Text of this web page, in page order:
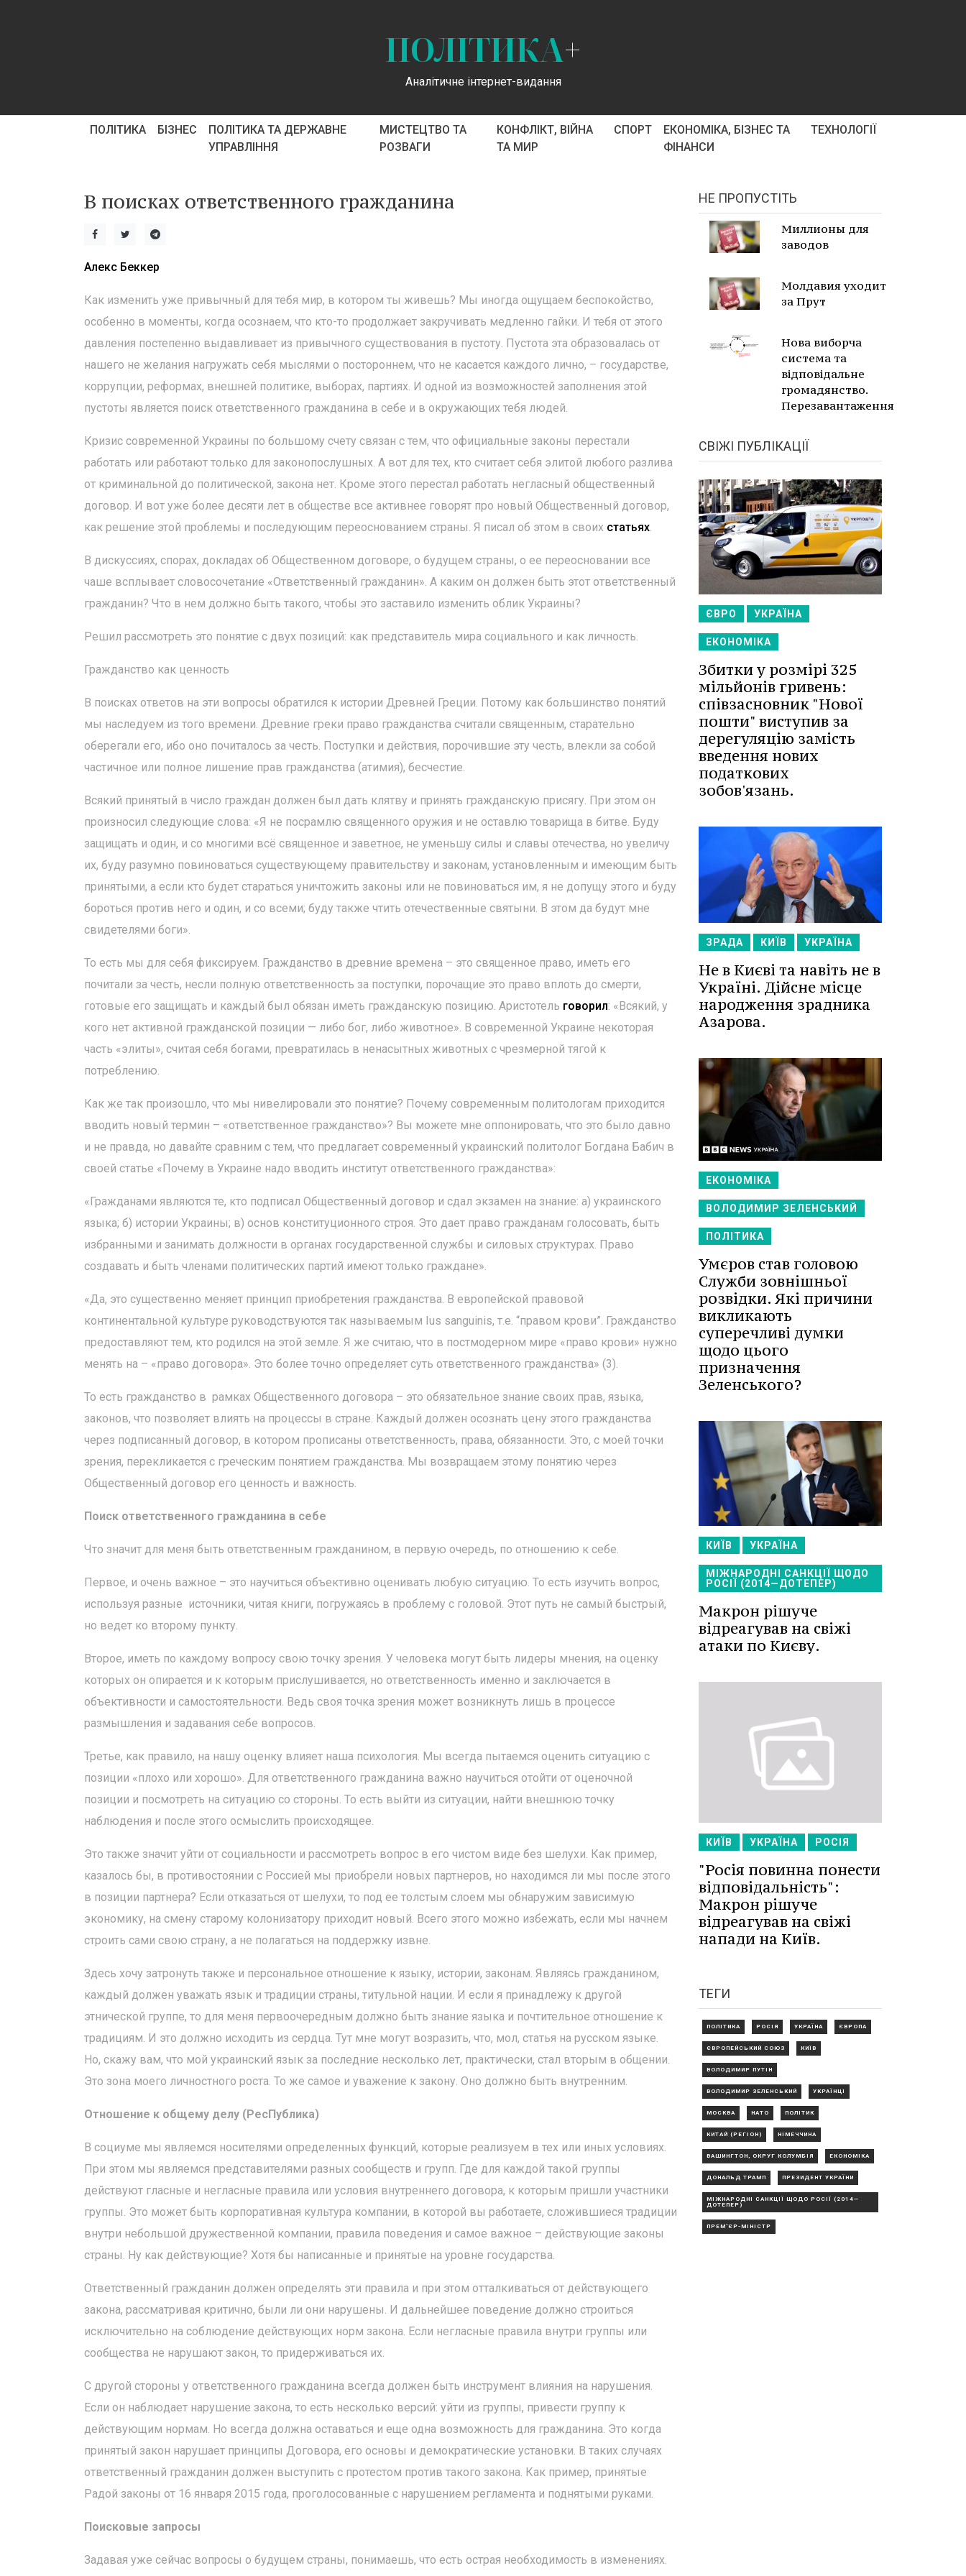
ПОЛІТИКА+
Аналітичне інтернет-видання
ПОЛІТИКА БІЗНЕС
ПОЛІТИКА ТА ДЕРЖАВНЕ
УПРАВЛІННЯ
МИСТЕЦТВО ТА
РОЗВАГИ
КОНФЛІКТ, ВІЙНА
ТА МИР
СПОРТ
ЕКОНОМІКА, БІЗНЕС ТА
ФІНАНСИ
ТЕХНОЛОГІЇ
В поисках ответственного гражданина
Алекс Беккер
Как изменить уже привычный для тебя мир, в котором ты живешь? Мы иногда ощущаем беспокойство,
особенно в моменты, когда осознаем, что кто-то продолжает закручивать медленно гайки. И тебя от этого
давления постепенно выдавливает из привычного существования в пустоту. Пустота эта образовалась от
нашего не желания нагружать себя мыслями о постороннем, что не касается каждого лично, – государстве,
коррупции, реформах, внешней политике, выборах, партиях. И одной из возможностей заполнения этой
пустоты является поиск ответственного гражданина в себе и в окружающих тебя людей.
Кризис современной Украины по большому счету связан с тем, что официальные законы перестали
работать или работают только для законопослушных. А вот для тех, кто считает себя элитой любого разлива
от криминальной до политической, закона нет. Кроме этого перестал работать негласный общественный
договор. И вот уже более десяти лет в обществе все активнее говорят про новый Общественный договор,
как решение этой проблемы и последующим переоснованием страны. Я писал об этом в своих статьях.
В дискуссиях, спорах, докладах об Общественном договоре, о будущем страны, о ее переосновании все
чаше всплывает словосочетание «Ответственный гражданин». А каким он должен быть этот ответственный
гражданин? Что в нем должно быть такого, чтобы это заставило изменить облик Украины?
Решил рассмотреть это понятие с двух позиций: как представитель мира социального и как личность.
Гражданство как ценность
В поисках ответов на эти вопросы обратился к истории Древней Греции. Потому как большинство понятий
мы наследуем из того времени. Древние греки право гражданства считали священным, старательно
оберегали его, ибо оно почиталось за честь. Поступки и действия, порочившие эту честь, влекли за собой
частичное или полное лишение прав гражданства (атимия), бесчестие.
Всякий принятый в число граждан должен был дать клятву и принять гражданскую присягу. При этом он
произносил следующие слова: «Я не посрамлю священного оружия и не оставлю товарища в битве. Буду
защищать и один, и со многими всё священное и заветное, не уменьшу силы и славы отечества, но увеличу
их, буду разумно повиноваться существующему правительству и законам, установленным и имеющим быть
принятыми, а если кто будет стараться уничтожить законы или не повиноваться им, я не допущу этого и буду
бороться против него и один, и со всеми; буду также чтить отечественные святыни. В этом да будут мне
свидетелями боги».
То есть мы для себя фиксируем. Гражданство в древние времена – это священное право, иметь его
почитали за честь, несли полную ответственность за поступки, порочащие это право вплоть до смерти,
готовые его защищать и каждый был обязан иметь гражданскую позицию. Аристотель говорил: «Всякий, у
кого нет активной гражданской позиции — либо бог, либо животное». В современной Украине некоторая
часть «элиты», считая себя богами, превратилась в ненасытных животных с чрезмерной тягой к
потреблению.
Как же так произошло, что мы нивелировали это понятие? Почему современным политологам приходится
вводить новый термин – «ответственное гражданство»? Вы можете мне оппонировать, что это было давно
и не правда, но давайте сравним с тем, что предлагает современный украинский политолог Богдана Бабич в
своей статье «Почему в Украине надо вводить институт ответственного гражданства»:
«Гражданами являются те, кто подписал Общественный договор и сдал экзамен на знание: а) украинского
языка; б) истории Украины; в) основ конституционного строя. Это дает право гражданам голосовать, быть
избранными и занимать должности в органах государственной службы и силовых структурах. Право
создавать и быть членами политических партий имеют только граждане».
«Да, это существенно меняет принцип приобретения гражданства. В европейской правовой
континентальной культуре руководствуются так называемым Ius sanguinis, т.е. “правом крови”. Гражданство
предоставляют тем, кто родился на этой земле. Я же считаю, что в постмодерном мире «право крови» нужно
менять на – «право договора». Это более точно определяет суть ответственного гражданства» (3).
То есть гражданство в рамках Общественного договора – это обязательное знание своих прав, языка,
законов, что позволяет влиять на процессы в стране. Каждый должен осознать цену этого гражданства
через подписанный договор, в котором прописаны ответственность, права, обязанности. Это, с моей точки
зрения, перекликается с греческим понятием гражданства. Мы возвращаем этому понятию через
Общественный договор его ценность и важность.
Поиск ответственного гражданина в себе
Что значит для меня быть ответственным гражданином, в первую очередь, по отношению к себе.
Первое, и очень важное – это научиться объективно оценивать любую ситуацию. То есть изучить вопрос,
используя разные источники, читая книги, погружаясь в проблему с головой. Этот путь не самый быстрый,
но ведет ко второму пункту.
Второе, иметь по каждому вопросу свою точку зрения. У человека могут быть лидеры мнения, на оценку
которых он опирается и к которым прислушивается, но ответственность именно и заключается в
объективности и самостоятельности. Ведь своя точка зрения может возникнуть лишь в процессе
размышления и задавания себе вопросов.
Третье, как правило, на нашу оценку влияет наша психология. Мы всегда пытаемся оценить ситуацию с
позиции «плохо или хорошо». Для ответственного гражданина важно научиться отойти от оценочной
позиции и посмотреть на ситуацию со стороны. То есть выйти из ситуации, найти внешнюю точку
наблюдения и после этого осмыслить происходящее.
Это также значит уйти от социальности и рассмотреть вопрос в его чистом виде без шелухи. Как пример,
казалось бы, в противостоянии с Россией мы приобрели новых партнеров, но находимся ли мы после этого
в позиции партнера? Если отказаться от шелухи, то под ее толстым слоем мы обнаружим зависимую
экономику, на смену старому колонизатору приходит новый. Всего этого можно избежать, если мы начнем
строить сами свою страну, а не полагаться на поддержку извне.
Здесь хочу затронуть также и персональное отношение к языку, истории, законам. Являясь гражданином,
каждый должен уважать язык и традиции страны, титульной нации. И если я принадлежу к другой
этнической группе, то для меня первоочередным должно быть знание языка и почтительное отношение к
традициям. И это должно исходить из сердца. Тут мне могут возразить, что, мол, статья на русском языке.
Но, скажу вам, что мой украинский язык за последние несколько лет, практически, стал вторым в общении.
Это зона моего личностного роста. То же самое и уважение к закону. Оно должно быть внутренним.
Отношение к общему делу (РесПублика)
В социуме мы являемся носителями определенных функций, которые реализуем в тех или иных условиях.
При этом мы являемся представителями разных сообществ и групп. Где для каждой такой группы
действуют гласные и негласные правила или условия внутреннего договора, к которым пришли участники
группы. Это может быть корпоративная культура компании, в которой вы работаете, сложившиеся традиции
внутри небольшой дружественной компании, правила поведения и самое важное – действующие законы
страны. Ну как действующие? Хотя бы написанные и принятые на уровне государства.
Ответственный гражданин должен определять эти правила и при этом отталкиваться от действующего
закона, рассматривая критично, были ли они нарушены. И дальнейшее поведение должно строиться
исключительно на соблюдение действующих норм закона. Если негласные правила внутри группы или
сообщества не нарушают закон, то придерживаться их.
С другой стороны у ответственного гражданина всегда должен быть инструмент влияния на нарушения.
Если он наблюдает нарушение закона, то есть несколько версий: уйти из группы, привести группу к
действующим нормам. Но всегда должна оставаться и еще одна возможность для гражданина. Это когда
принятый закон нарушает принципы Договора, его основы и демократические установки. В таких случаях
ответственный гражданин должен выступить с протестом против такого закона. Как пример, принятые
Радой законы от 16 января 2015 года, проголосованные с нарушением регламента и поднятыми руками.
Поисковые запросы
Задавая уже сейчас вопросы о будущем страны, понимаешь, что есть острая необходимость в изменениях.
НЕ ПРОПУСТІТЬ
Миллионы для
заводов
Молдавия уходит
за Прут
Нова виборча
система та
відповідальне
громадянство.
Перезавантаження
СВІЖІ ПУБЛІКАЦІЇ
ЄВРО УКРАЇНА
ЕКОНОМІКА
Збитки у розмірі 325
мільйонів гривень:
співзасновник "Нової
пошти" виступив за
дерегуляцію замість
введення нових
податкових
зобов'язань.
ЗРАДА КИЇВ УКРАЇНА
Не в Києві та навіть не в
Україні. Дійсне місце
народження зрадника
Азарова.
ЕКОНОМІКА
ВОЛОДИМИР ЗЕЛЕНСЬКИЙ
ПОЛІТИКА
Умєров став головою
Служби зовнішньої
розвідки. Які причини
викликають
суперечливі думки
щодо цього
призначення
Зеленського?
КИЇВ УКРАЇНА
МІЖНАРОДНІ САНКЦІЇ ЩОДО
РОСІЇ (2014—ДОТЕПЕР)
Макрон рішуче
відреагував на свіжі
атаки по Києву.
КИЇВ УКРАЇНА РОСІЯ
"Росія повинна понести
відповідальність":
Макрон рішуче
відреагував на свіжі
напади на Київ.
ТЕГИ
ПОЛІТИКА РОСІЯ УКРАЇНА ЄВРОПА
ЄВРОПЕЙСЬКИЙ СОЮЗ КИЇВ
ВОЛОДИМИР ПУТІН
ВОЛОДИМИР ЗЕЛЕНСЬКИЙ УКРАЇНЦІ
МОСКВА НАТО ПОЛІТИК
КИТАЙ (РЕГІОН) НІМЕЧЧИНА
ВАШИНГТОН, ОКРУГ КОЛУМБІЯ ЕКОНОМІКА
ДОНАЛЬД ТРАМП ПРЕЗИДЕНТ УКРАЇНИ
МІЖНАРОДНІ САНКЦІЇ ЩОДО РОСІЇ (2014—
ДОТЕПЕР)
ПРЕМ'ЄР-МІНІСТР